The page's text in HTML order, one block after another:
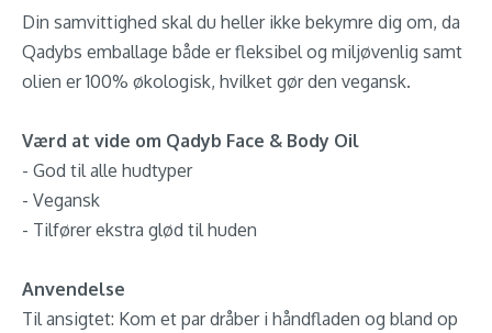
Din samvittighed skal du heller ikke bekymre dig om, da
Qadybs emballage både er fleksibel og miljøvenlig samt
olien er 100% økologisk, hvilket gør den vegansk.
Værd at vide om Qadyb Face & Body Oil
- God til alle hudtyper
- Vegansk
- Tilfører ekstra glød til huden
Anvendelse
Til ansigtet: Kom et par dråber i håndfladen og bland op